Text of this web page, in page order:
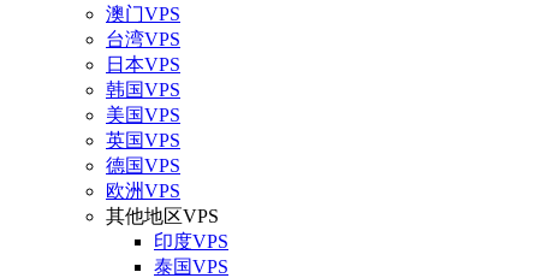
澳门VPS
台湾VPS
日本VPS
韩国VPS
美国VPS
英国VPS
德国VPS
欧洲VPS
其他地区VPS
印度VPS
泰国VPS